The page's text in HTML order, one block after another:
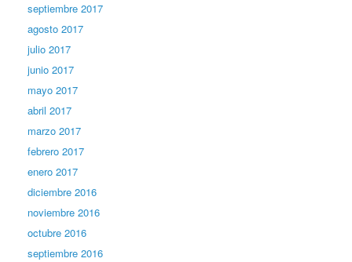
septiembre 2017
agosto 2017
julio 2017
junio 2017
mayo 2017
abril 2017
marzo 2017
febrero 2017
enero 2017
diciembre 2016
noviembre 2016
octubre 2016
septiembre 2016